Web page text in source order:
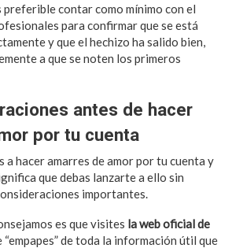
preferible contar como mínimo con el
para confirmar que se está
y que el hechizo ha salido bien,
a que se noten los primeros
antes de hacer
por tu cuenta
a hacer amarres de amor por tu cuenta y
que debas lanzarte a ello sin
importantes.
es que visites la web oficial de
“empapes” de toda la información útil que